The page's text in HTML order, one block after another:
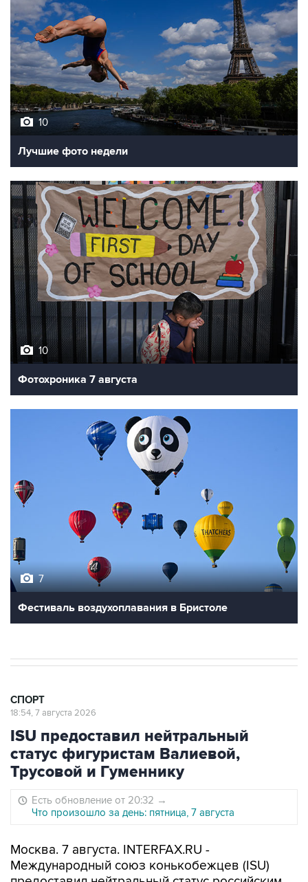
10
Лучшие фото недели
10
Фотохроника 7 августа
7
Фестиваль воздухоплавания в Бристоле
СПОРТ
18:54, 7 августа 2026
ISU предоставил нейтральный
статус фигуристам Валиевой,
Трусовой и Гуменнику
Есть обновление от 20:32 →
Что произошло за день: пятница, 7 августа
Москва. 7 августа. INTERFAX.RU -
Международный союз конькобежцев (ISU)